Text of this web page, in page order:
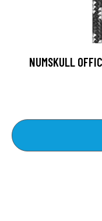
NUMSKULL